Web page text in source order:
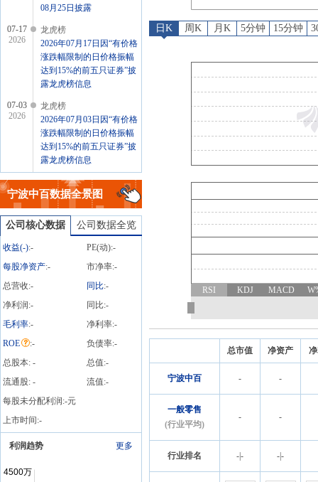
08月25日披露
07-17
2026
龙虎榜
2026年07月17日因“有价格
涨跌幅限制的日价格振幅
达到15%的前五只证券”披
露龙虎榜信息
07-03
2026
龙虎榜
2026年07月03日因“有价格
涨跌幅限制的日价格振幅
达到15%的前五只证券”披
露龙虎榜信息
07-02
2026
公告
2026年07月02日发布《宁
波中百:宁波中百股份有限
公司股票交易异常波动公
告》等2条公告
宁波中百数据全景图
公司核心数据 公司数据全览
收益(-):- PE(动):-
每股净资产:- 市净率:-
总营收:- 同比:-
净利润:- 同比:-
毛利率:- 净利率:-
ROE
:- 负债率:-
总股本: - 总值:-
流通股: - 流值:-
每股未分配利润:-元
上市时间:-
利润趋势 更多
日K 周K 月K 5分钟 15分钟
RSI KDJ MACD
总市值 净资产
宁波中百 - -
一般零售
(行业平均)
- -
行业排名 -- --